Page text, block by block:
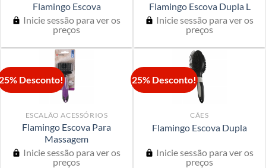
Flamingo Escova
Inicie sessão para ver os
preços
Flamingo Escova Dupla L
Inicie sessão para ver os
preços
Desconto!
ESCALÃO ACESSÓRIOS
Flamingo Escova Para
Massagem
Inicie sessão para ver os
preços
25% Desconto!
CÃES
Flamingo Escova Dupla
Inicie sessão para ver os
preços